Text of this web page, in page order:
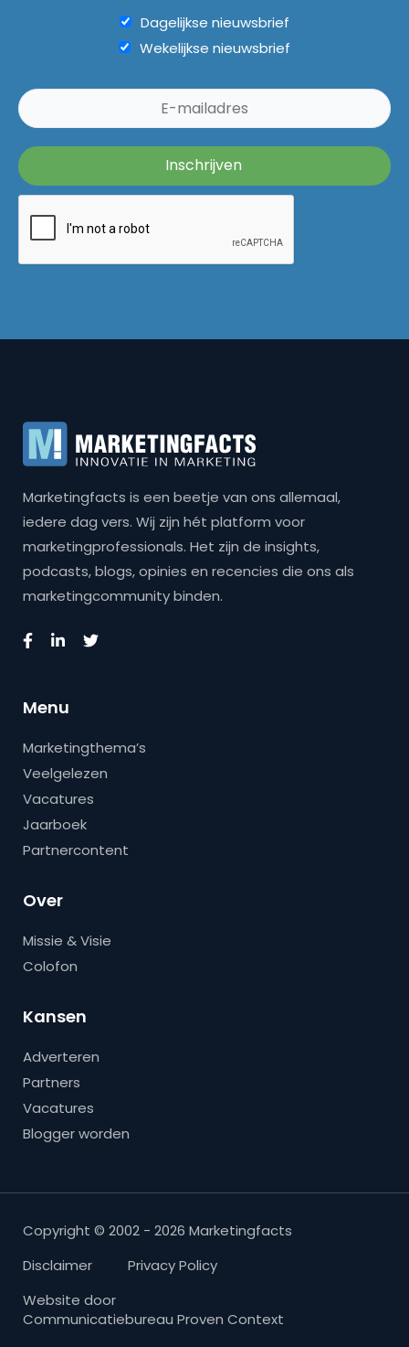
Dagelijkse nieuwsbrief
Wekelijkse nieuwsbrief
Marketingfacts is een beetje van ons allemaal,
iedere dag vers. Wij zijn hét platform voor
marketingprofessionals. Het zijn de insights,
podcasts, blogs, opinies en recencies die ons als
marketingcommunity binden.
Menu
Marketingthema’s
Veelgelezen
Vacatures
Jaarboek
Partnercontent
Over
Missie & Visie
Colofon
Kansen
Adverteren
Partners
Vacatures
Blogger worden
Copyright © 2002 - 2026 Marketingfacts
Disclaimer
Privacy Policy
Website door
Communicatiebureau Proven Context